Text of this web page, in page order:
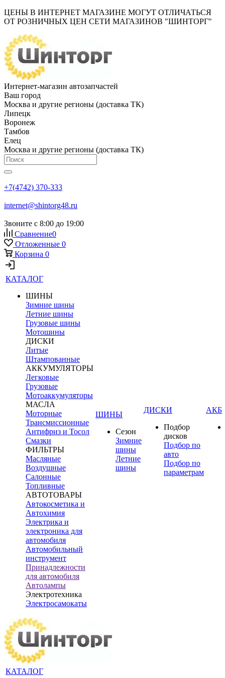
ЦЕНЫ В ИНТЕРНЕТ МАГАЗИНЕ МОГУТ ОТЛИЧАТЬСЯ
ОТ РОЗНИЧНЫХ ЦЕН СЕТИ МАГАЗИНОВ "ШИНТОРГ"
Интернет-магазин автозапчастей
Ваш город
Москва и другие регионы (доставка ТК)
Липецк
Воронеж
Тамбов
Елец
Москва и другие регионы (доставка ТК)
+7(4742) 370-333
internet@shintorg48.ru
Звоните с 8:00 до 19:00
Сравнение0
Отложенные 0
Корзина 0
КАТАЛОГ
ШИНЫ
Зимние шины
Летние шины
Грузовые шины
Мотошины
ДИСКИ
Литые
Штампованные
АККУМУЛЯТОРЫ
Легковые
Грузовые
Мотоаккумуляторы
МАСЛА
Моторные
Трансмиссионные
Антифриз и Тосол
Смазки
ФИЛЬТРЫ
Масляные
Воздушные
Салонные
Топливные
АВТОТОВАРЫ
Автокосметика и
Автохимия
Электрика и
электроника для
автомобиля
Автомобильный
инструмент
Принадлежности
для автомобиля
Автолампы
Электротехника
Электросамокаты
ШИНЫ
Сезон
Зимние
шины
Летние
шины
ДИСКИ
Подбор
дисков
Подбор по
авто
Подбор по
параметрам
АКБ
КАТАЛОГ